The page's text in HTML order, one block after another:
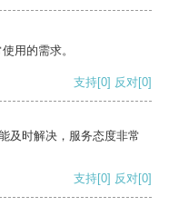
用的需求。
支持[0] 反对[0]
及时解决，服务态度非常
支持[0] 反对[0]